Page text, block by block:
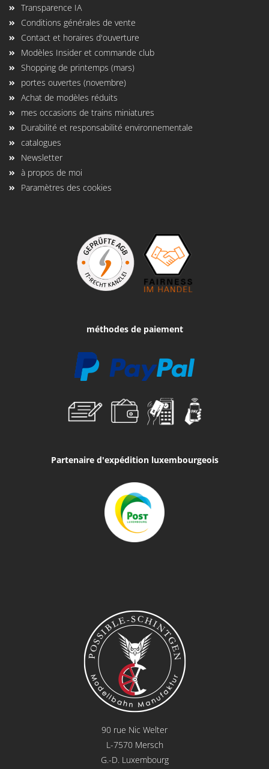
Transparence IA
Conditions générales de vente
Contact et horaires d'ouverture
Modèles Insider et commande club
Shopping de printemps (mars)
portes ouvertes (novembre)
Achat de modèles réduits
mes occasions de trains miniatures
Durabilité et responsabilité environnementale
catalogues
Newsletter
à propos de moi
Paramètres des cookies
méthodes de paiement
Partenaire d'expédition luxembourgeois
90 rue Nic Welter
L-7570 Mersch
G.-D. Luxembourg